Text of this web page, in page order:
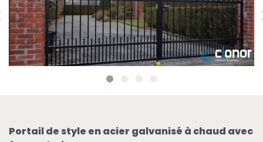
Portail de style en acier galvanisé à chaud avec